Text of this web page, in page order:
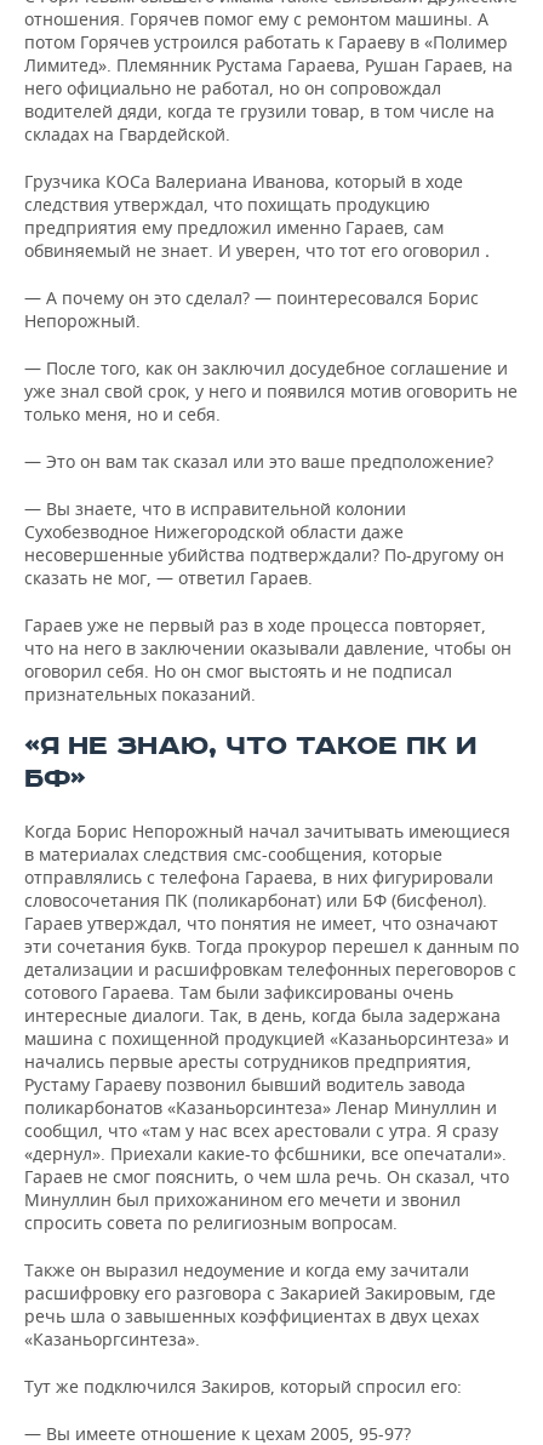
отношения. Горячев помог ему с ремонтом машины. А
потом Горячев устроился работать к Гараеву в «Полимер
Лимитед». Племянник Рустама Гараева, Рушан Гараев, на
него официально не работал, но он сопровождал
водителей дяди, когда те грузили товар, в том числе на
складах на Гвардейской.
Грузчика КОСа Валериана Иванова, который в ходе
следствия утверждал, что похищать продукцию
предприятия ему предложил именно Гараев, сам
обвиняемый не знает. И уверен, что тот его оговорил .
— А почему он это сделал? — поинтересовался Борис
Непорожный.
— После того, как он заключил досудебное соглашение и
уже знал свой срок, у него и появился мотив оговорить не
только меня, но и себя.
— Это он вам так сказал или это ваше предположение?
— Вы знаете, что в исправительной колонии
Сухобезводное Нижегородской области даже
несовершенные убийства подтверждали? По-другому он
сказать не мог, — ответил Гараев.
Гараев уже не первый раз в ходе процесса повторяет,
что на него в заключении оказывали давление, чтобы он
оговорил себя. Но он смог выстоять и не подписал
признательных показаний.
«Я НЕ ЗНАЮ, ЧТО ТАКОЕ ПК И
БФ»
Когда Борис Непорожный начал зачитывать имеющиеся
в материалах следствия смс-сообщения, которые
отправлялись с телефона Гараева, в них фигурировали
словосочетания ПК (поликарбонат) или БФ (бисфенол).
Гараев утверждал, что понятия не имеет, что означают
эти сочетания букв. Тогда прокурор перешел к данным по
детализации и расшифровкам телефонных переговоров с
сотового Гараева. Там были зафиксированы очень
интересные диалоги. Так, в день, когда была задержана
машина с похищенной продукцией «Казаньорсинтеза» и
начались первые аресты сотрудников предприятия,
Рустаму Гараеву позвонил бывший водитель завода
поликарбонатов «Казаньорсинтеза» Ленар Минуллин и
сообщил, что «там у нас всех арестовали с утра. Я сразу
«дернул». Приехали какие-то фсбшники, все опечатали».
Гараев не смог пояснить, о чем шла речь. Он сказал, что
Минуллин был прихожанином его мечети и звонил
спросить совета по религиозным вопросам.
Также он выразил недоумение и когда ему зачитали
расшифровку его разговора с Закарией Закировым, где
речь шла о завышенных коэффициентах в двух цехах
«Казаньоргсинтеза».
Тут же подключился Закиров, который спросил его:
— Вы имеете отношение к цехам 2005, 95-97?